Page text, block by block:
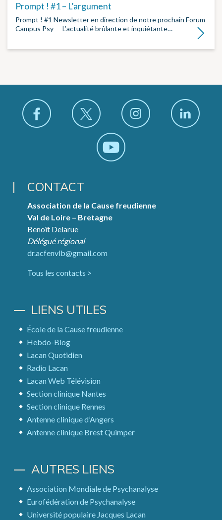
Prompt ! #1 – L’argument
Prompt ! #1 Newsletter en direction de notre prochain Forum
Campus Psy ­ ­ ­ L’actualité brûlante et inquiétante…
Lire la
CONTACT
Association de la Cause freudienne
Val de Loire – Bretagne
Benoît Delarue
Délégué régional
dr.acfenvlb@gmail.com
Tous les contacts >
LIENS UTILES
École de la Cause freudienne
Hebdo-Blog
Lacan Quotidien
Radio Lacan
Lacan Web Télévision
Section clinique Nantes
Section clinique Rennes
Antenne clinique d’Angers
Antenne clinique Brest Quimper
AUTRES LIENS
Association Mondiale de Psychanalyse
Eurofédération de Psychanalyse
Université populaire Jacques Lacan